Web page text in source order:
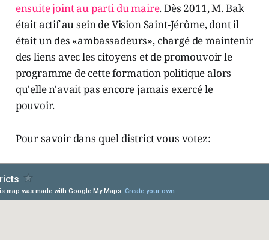
ensuite joint au parti du maire. Dès 2011, M. Bak
était actif au sein de Vision Saint-Jérôme, dont il
était un des «ambassadeurs», chargé de maintenir
des liens avec les citoyens et de promouvoir le
programme de cette formation politique alors
qu'elle n'avait pas encore jamais exercé le
pouvoir.
Pour savoir dans quel district vous votez: